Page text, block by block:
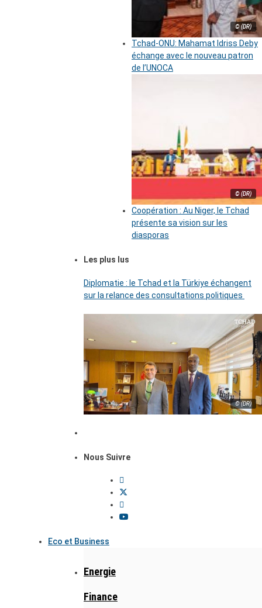
© (DR)
Tchad-ONU: Mahamat Idriss Deby
échange avec le nouveau patron
de l’UNOCA
© (DR)
Coopération : Au Niger, le Tchad
présente sa vision sur les
diasporas
Les plus lus
Diplomatie : le Tchad et la Türkiye échangent
sur la relance des consultations politiques
© (DR)
Nous Suivre
Eco et Business
Energie
Finance